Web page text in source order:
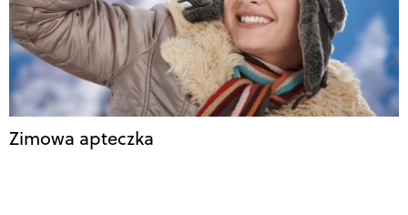
Zimowa apteczka